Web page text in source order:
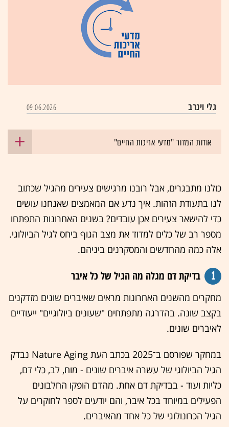
גלי וינרב 09.06.2026
אודות המדור "מדעי אריכות החיים"
כולנו מתבגרים, אבל רובנו מרגישים צעירים מהגיל שכתוב
לנו בתעודת הזהות. איך נדע אם המאמצים שאנחנו עושים
כדי להישאר צעירים אכן עובדים? בשנים האחרונות התפתחו
מספר רב של כלים למדוד את מצב הגוף ביחס לגיל הביולוגי.
אלה כמה מהחדשים והמסקרנים ביניהם.
1 בדיקת דם מגלה מה הגיל של כל איבר
מחקרים מהשנים האחרונות מראים שאיברים שונים מזדקנים
בקצב שונה. בהדרגה מתפתחים "שעונים ביולוגיים" ייעודיים
לאיברים שונים.
במחקר שפורסם ב־2025 בכתב העת Nature Aging נבדק
הגיל הביולוגי של עשרה איברים שונים - מוח, לב, כלי דם,
כליות ועוד - בבדיקת דם אחת. מהדם הופקו החלבונים
הפעילים במיוחד בכל איבר, והם יודעים לספר לחוקרים על
הגיל הכרונולוגי של כל אחד מהאיברים.